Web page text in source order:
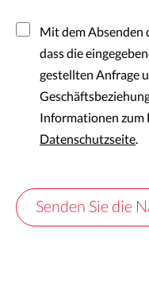
Mit dem Absenden
dass die
gestellten Anfrage
Informationen zum
Datenschutzseite.